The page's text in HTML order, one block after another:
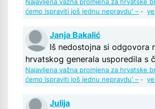
Najavljena važna promjena za hrvatske
ćemo ispraviti još jednu nepravdu' – ·
Janja Bakalić
Iš nedostojna si odgovora
hrvatskog generala usporedila s
Najavljena važna promjena za hrvatske
ćemo ispraviti još jednu nepravdu' – ·
Julija